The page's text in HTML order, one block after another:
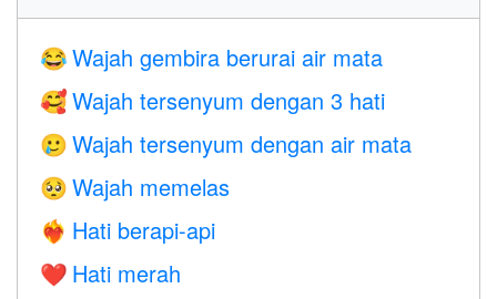
😂 Wajah gembira berurai air mata
🥰 Wajah tersenyum dengan 3 hati
🥲 Wajah tersenyum dengan air mata
🥺 Wajah memelas
❤️‍🔥 Hati berapi-api
❤️ Hati merah